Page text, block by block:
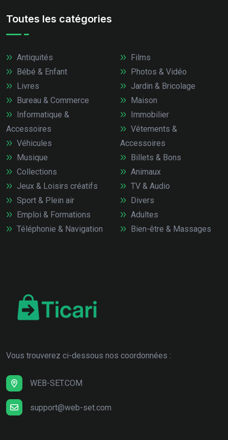
Toutes les catégories
Antiquités
Bébé & Enfant
Livres
Bureau & Commerce
Informatique &
Accessoires
Véhicules
Films
Photos & Vidéo
Jardin & Bricolage
Maison
Immobilier
Vêtements &
Accessoires
Musique
Collections
Jeux & Loisirs créatifs
Sport & Plein air
Emploi & Formations
Téléphonie & Navigation
Billets & Bons
Animaux
TV & Audio
Divers
Adultes
Bien-être & Massages
Vous trouverez ci-dessous nos coordonnées :
WEB-SET.COM
support@web-set.com